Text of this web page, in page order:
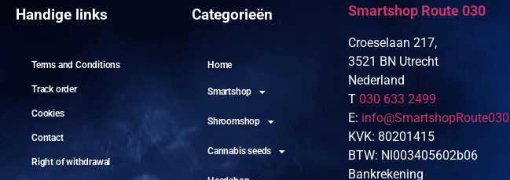
Handige links
Terms and Conditions
Track order
Cookies
Contact
Right of withdrawal
Categorieën
Home
Smartshop
Shroomshop
Cannabis seeds
Smartshop Route 030
Croeselaan 217,
3521 BN Utrecht
Nederland
T 030 633 2499
E:
KVK: 80201415
BTW: Nl003405602b06
Bankrekening